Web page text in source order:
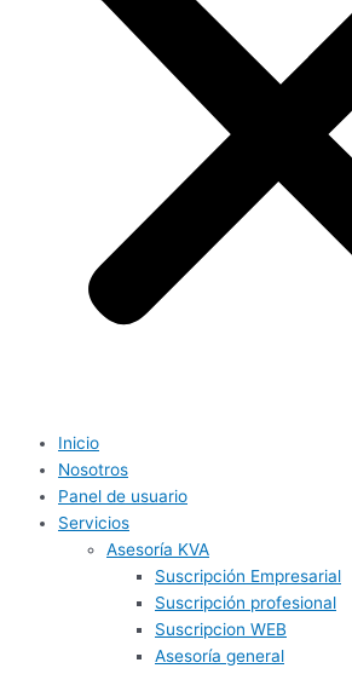
Inicio
Nosotros
Panel de usuario
Servicios
Asesoría KVA
Suscripción Empresarial
Suscripción profesional
Suscripcion WEB
Asesoría general